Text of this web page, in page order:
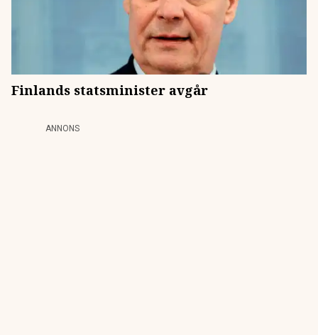
Finlands statsminister avgår
ANNONS